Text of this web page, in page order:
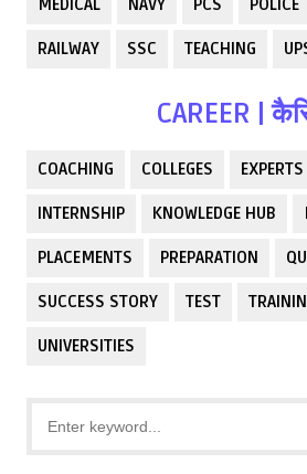
MEDICAL NAVY PCS POLICE
RAILWAY SSC TEACHING
CAREER |
COACHING COLLEGES EXPERTS
INTERNSHIP KNOWLEDGE HUB
PLACEMENTS PREPARATION
SUCCESS STORY TEST
UNIVERSITIES